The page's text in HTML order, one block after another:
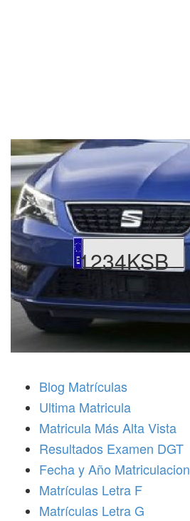
1234KSB
Blog Matrículas
Ultima Matricula
Matricula Más Alta Vista
Resultados Examen DGT
Fecha y Año Matriculacion
Matrículas Letra F
Matrículas Letra G